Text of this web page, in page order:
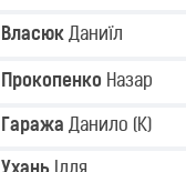
Власюк Даниїл
Прокопенко Назар
Гаража Данило (K)